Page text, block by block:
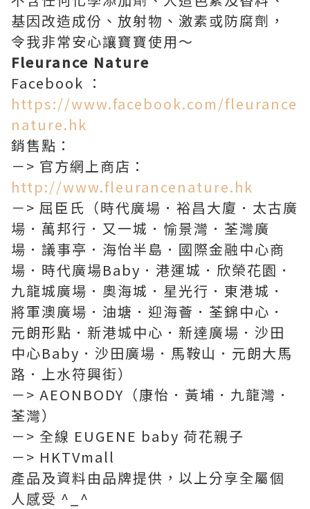
基因改造成份、放射物、激素或防腐劑，
令我非常安心讓寶寶使用～
Fleurance Nature
Facebook ：
https://www.facebook.com/fleurance
nature.hk
銷售點：
－> 官方網上商店：
http://www.fleurancenature.hk
－> 屈臣氏（時代廣場．裕昌大廈．太古廣
場．萬邦行．又一城．愉景灣．荃灣廣
場．議事亭．海怡半島．國際金融中心商
場．時代廣場Baby．港運城．欣榮花園．
九龍城廣場．奧海城．星光行．東港城．
將軍澳廣場．油塘．迎海薈．荃錦中心．
元朗形點．新港城中心．新達廣場．沙田
中心Baby．沙田廣場．馬鞍山．元朗大馬
路．上水符興街）
－> AEONBODY（康怡．黃埔．九龍灣．
荃灣）
－> 全線 EUGENE baby 荷花親子
－> HKTVmall
產品及資料由品牌提供，以上分享全屬個
人感受 ^_^